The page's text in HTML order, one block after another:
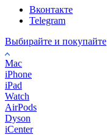
Вконтакте
Telegram
Выбирайте и покупайте
Mac
iPhone
iPad
Watch
AirPods
Dyson
iCenter